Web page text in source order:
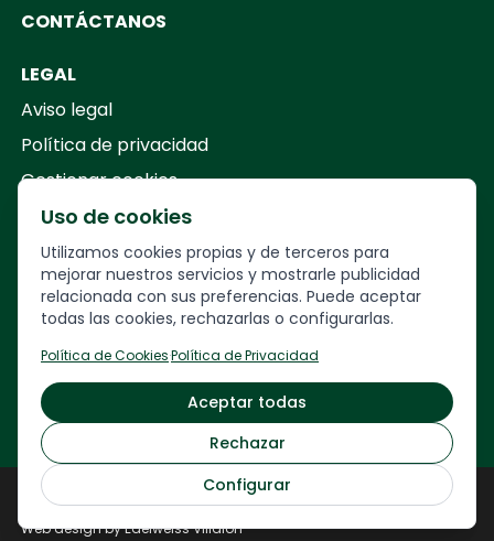
CONTÁCTANOS
LEGAL
Aviso legal
Política de privacidad
Gestionar cookies
Your Company
CalleFrancesc Layret, 30,
veuremon@veuremon.com
Veuremón © 2024
Web development byNORDLY ARROW
Web design by Edelweiss Villalón
Uso de cookies
Utilizamos cookies propias y de terceros para
mejorar nuestros servicios y mostrarle publicidad
relacionada con sus preferencias. Puede aceptar
todas las cookies, rechazarlas o configurarlas.
Política de Cookies·Política de Privacidad
Aceptar todas
Rechazar
Configurar